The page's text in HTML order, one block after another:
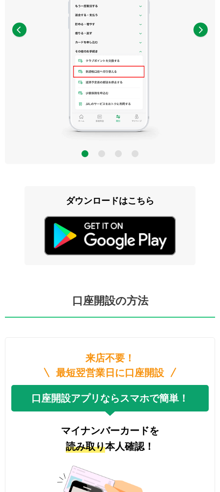
ダウンロードはこちら
口座開設の方法
来店不要！
最短翌営業日に口座開設
口座開設アプリならスマホで簡単！
マイナンバーカードを
読み取り本人確認！